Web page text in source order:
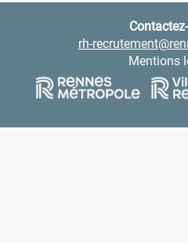
rh-
Mentions